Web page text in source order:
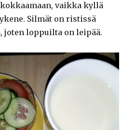
vaikka kyllä
Silmät on ristissä
joten loppuilta on leipää.